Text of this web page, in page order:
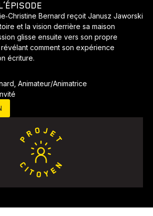
Bernard reçoit Janusz Jaworski
et la vision derrière sa maison
glisse ensuite vers son propre
révélant comment son expérience
écriture.
Animateur/Animatrice